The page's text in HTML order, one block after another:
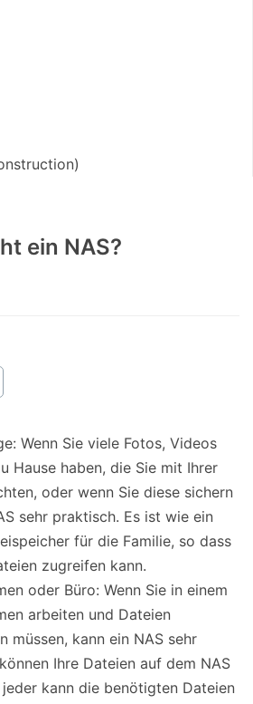
ein NAS?
Wenn Sie viele Fotos, Videos
Hause haben, die Sie mit Ihrer
oder wenn Sie diese sichern
sehr praktisch. Es ist wie ein
für die Familie, so dass
zugreifen kann.
oder Büro: Wenn Sie in einem
arbeiten und Dateien
müssen, kann ein NAS sehr
Ihre Dateien auf dem NAS
kann die benötigten Dateien